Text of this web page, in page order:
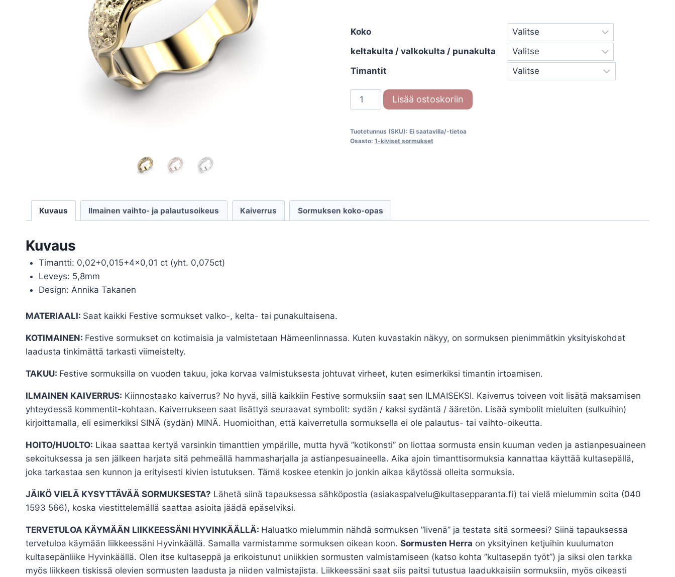
Koko
keltakulta / valkokulta / punakulta
Timantit
Festive
Pihka
008
Lisää ostoskoriin
Tuotetunnus (SKU): Ei saatavilla/-tietoa
Osasto: 1-kiviset sormukset
Kuvaus Ilmainen vaihto- ja palautusoikeus Kaiverrus Sormuksen koko-opas
Kuvaus
Timantti: 0,02+0,015+4×0,01 ct (yht. 0,075ct)
Leveys: 5,8mm
Design: Annika Takanen
MATERIAALI: Saat kaikki Festive sormukset valko-, kelta- tai punakultaisena.
KOTIMAINEN: Festive sormukset on kotimaisia ja valmistetaan Hämeenlinnassa. Kuten kuvastakin näkyy, on sormuksen pienimmätkin yksityiskohdat
laadusta tinkimättä tarkasti viimeistelty.
TAKUU: Festive sormuksilla on vuoden takuu, joka korvaa valmistuksesta johtuvat virheet, kuten esimerkiksi timantin irtoamisen.
ILMAINEN KAIVERRUS: Kiinnostaako kaiverrus? No hyvä, sillä kaikkiin Festive sormuksiin saat sen ILMAISEKSI. Kaiverrus toiveen voit lisätä maksamisen
yhteydessä kommentit-kohtaan. Kaiverrukseen saat lisättyä seuraavat symbolit: sydän / kaksi sydäntä / ääretön. Lisää symbolit mieluiten (sulkuihin)
kirjoittamalla, eli esimerkiksi SINÄ (sydän) MINÄ. Huomioithan, että kaiverretulla sormuksella ei ole palautus- tai vaihto-oikeutta.
HOITO/HUOLTO: Likaa saattaa kertyä varsinkin timanttien ympärille, mutta hyvä ”kotikonsti” on liottaa sormusta ensin kuuman veden ja astianpesuaineen
sekoituksessa ja sen jälkeen harjata sitä pehmeällä hammasharjalla ja astianpesuaineella. Aika ajoin timanttisormuksia kannattaa käyttää kultasepällä,
joka tarkastaa sen kunnon ja erityisesti kivien istutuksen. Tämä koskee etenkin jo jonkin aikaa käytössä olleita sormuksia.
JÄIKÖ VIELÄ KYSYTTÄVÄÄ SORMUKSESTA? Lähetä siinä tapauksessa sähköpostia (asiakaspalvelu@kultasepparanta.fi) tai vielä mielummin soita (040
1593 566), koska viestittelemällä saattaa asioita jäädä epäselviksi.
TERVETULOA KÄYMÄÄN LIIKKEESSÄNI HYVINKÄÄLLÄ: Haluatko mielummin nähdä sormuksen ”livenä” ja testata sitä sormeesi? Siinä tapauksessa
tervetuloa käymään liikkeessäni Hyvinkäällä. Samalla varmistamme sormuksen oikean koon. Sormusten Herra on yksityinen ketjuihin kuulumaton
kultasepänliike Hyvinkäällä. Olen itse kultaseppä ja erikoistunut uniikkien sormusten valmistamiseen (katso kohta ”kultasepän työt”) ja siksi olen tarkka
myös liikkeen tiskissä olevien sormusten laadusta ja niiden valmistajista. Liikkeessäni saat siis paitsi tutustua laadukkaisiin sormuksiin, myös oikeasti